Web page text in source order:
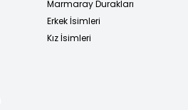
Marmaray Durakları
Erkek İsimleri
Kız İsimleri